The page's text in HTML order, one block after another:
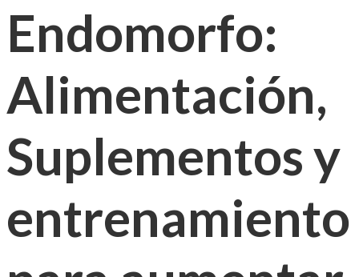
Endomorfo:
Alimentación,
Suplementos y
entrenamiento